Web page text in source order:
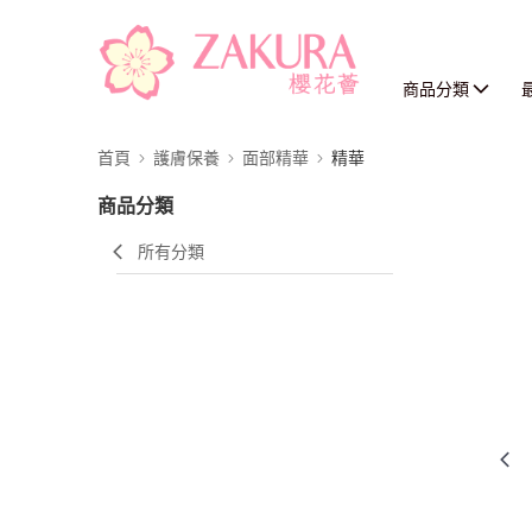
商品分類
首頁 護膚保養 面部精華 精華
商品分類
所有分類